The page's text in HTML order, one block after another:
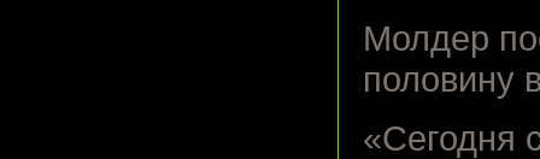
Молдер
половину
«Сегодня